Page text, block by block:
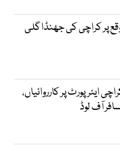
پر کراچی کی جھنڈا گلی
ایئرپورٹ پر کارروائیاں،